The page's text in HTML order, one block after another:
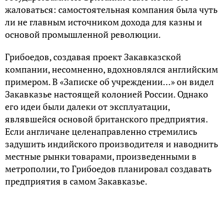
жаловаться: самостоятельная компания была чуть
ли не главным источником дохода для казны и
основой промышленной революции.
Грибоедов, создавая проект Закавказской
компании, несомненно, вдохновлялся английским
примером. В «Записке об учреждении…» он видел
Закавказье настоящей колонией России. Однако
его идеи были далеки от эксплуатации,
являвшейся основой британского предприятия.
Если англичане целенаправленно стремились
задушить индийского производителя и наводнить
местные рынки товарами, произведенными в
метрополии, то Грибоедов планировал создавать
предприятия в самом Закавказье.